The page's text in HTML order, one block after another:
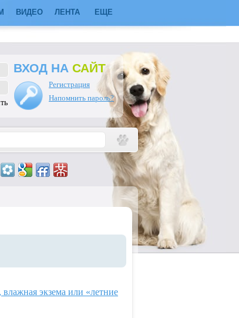
ВИДЕО ЛЕНТА ЕЩЕ
ВХОД НА САЙТ
Регистрация
Напомнить пароль?
экзема или «летние